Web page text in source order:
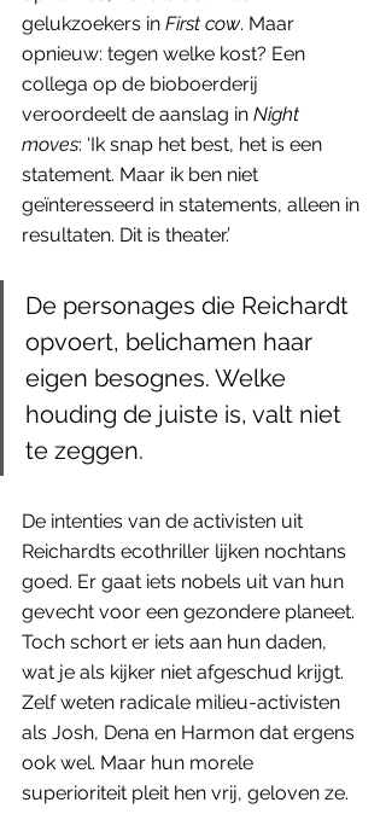
gelukzoekers in First cow. Maar
opnieuw: tegen welke kost? Een
collega op de bioboerderij
veroordeelt de aanslag in Night
moves: ‘Ik snap het best, het is een
statement. Maar ik ben niet
geïnteresseerd in statements, alleen in
resultaten. Dit is theater.’
De personages die Reichardt
opvoert, belichamen haar
eigen besognes. Welke
houding de juiste is, valt niet
te zeggen.
De intenties van de activisten uit
Reichardts ecothriller lijken nochtans
goed. Er gaat iets nobels uit van hun
gevecht voor een gezondere planeet.
Toch schort er iets aan hun daden,
wat je als kijker niet afgeschud krijgt.
Zelf weten radicale milieu-activisten
als Josh, Dena en Harmon dat ergens
ook wel. Maar hun morele
superioriteit pleit hen vrij, geloven ze.